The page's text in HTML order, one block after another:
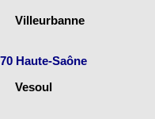
Villeurbanne
70 Haute-Saône
Vesoul